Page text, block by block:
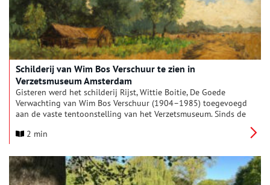
Schilderij van Wim Bos Verschuur te zien in
Verzetsmuseum Amsterdam
Gisteren werd het schilderij Rijst, Wittie Boitie, De Goede
Verwachting van Wim Bos Verschuur (1904–1985) toegevoegd
aan de vaste tentoonstelling van het Verzetsmuseum. Sinds de
voormalige Nederlandse koloniën in 2024, vertelt het museum
Suriname. Met dit door kunstenaar Kenneth Beeker in
bruikleen gegeven werk, komt nu ook zijn artistieke kant aan
bod.
2 min